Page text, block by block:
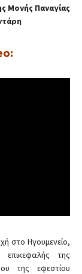
Μονής Παναγίας
στο Ηγουμενείο,
της
της εφεστίου